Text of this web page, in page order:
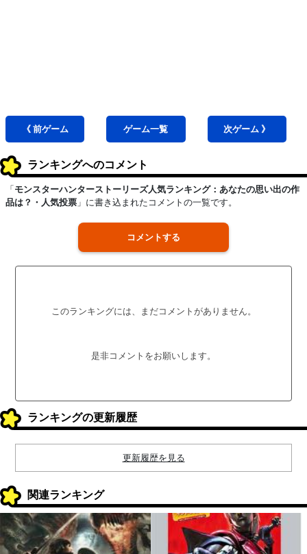
《 前ゲーム ゲーム一覧 次ゲーム 》
ランキングへのコメント
「 モンスターハンターストーリーズ人気ランキング：あなたの思い出の作
品は？・人気投票 」に書き込まれたコメントの一覧です。
コメントする
このランキングには、まだコメントがありません。
是非コメントをお願いします。
ランキングの更新履歴
更新履歴を見る
関連ランキング